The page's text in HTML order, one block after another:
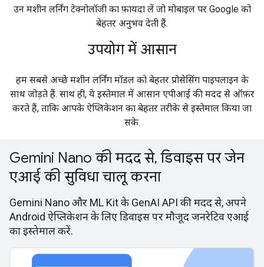
उन मशीन लर्निंग टेक्नोलॉजी का फ़ायदा लें जो मोबाइल पर Google को
बेहतर अनुभव देती हैं.
उपयोग में आसान
हम सबसे अच्छे मशीन लर्निंग मॉडल को बेहतर प्रोसेसिंग पाइपलाइन के
साथ जोड़ते हैं. साथ ही, ये इस्तेमाल में आसान एपीआई की मदद से ऑफ़र
करते हैं, ताकि आपके ऐप्लिकेशन का बेहतर तरीके से इस्तेमाल किया जा
सके.
Gemini Nano की मदद से, डिवाइस पर जेन
एआई की सुविधा चालू करना
Gemini Nano और ML Kit के GenAI API की मदद से, अपने
Android ऐप्लिकेशन के लिए डिवाइस पर मौजूद जनरेटिव एआई
का इस्तेमाल करें.